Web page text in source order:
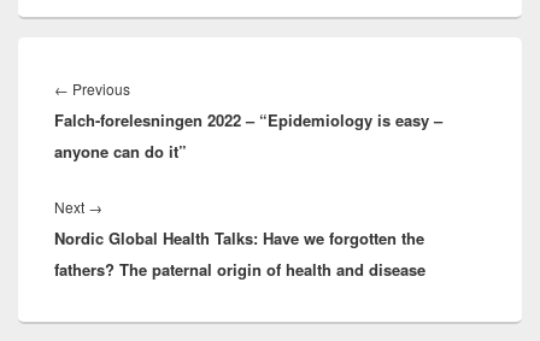
← PreviousPrevious
post:
Falch-forelesningen 2022 – “Epidemiology is easy –
anyone can do it”
Next →
post:
Nordic Global Health Talks: Have we forgotten the
fathers? The paternal origin of health and disease